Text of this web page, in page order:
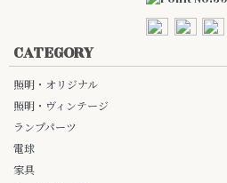
CATEGORY
照明・オリジナル
照明・ヴィンテージ
ランプパーツ
電球
家具